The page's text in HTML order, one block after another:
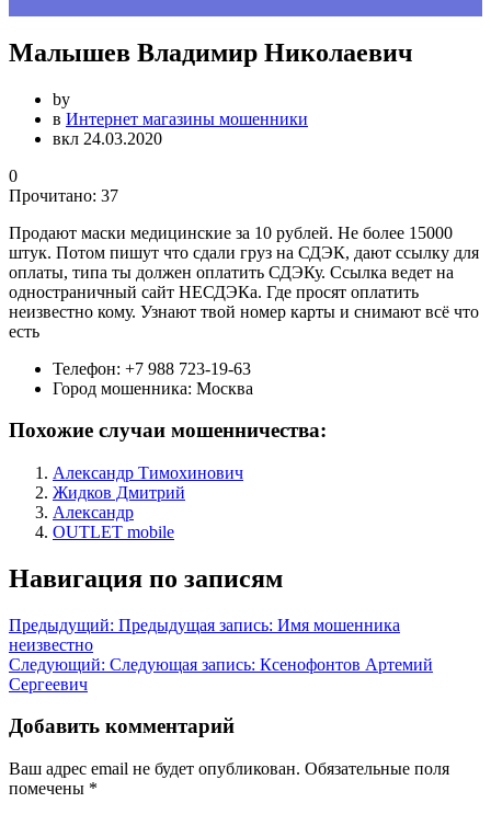
Малышев Владимир Николаевич
by
в Интернет магазины мошенники
вкл 24.03.2020
0
Прочитано: 37
Продают маски медицинские за 10 рублей. Не более 15000
штук. Потом пишут что сдали груз на СДЭК, дают ссылку для
оплаты, типа ты должен оплатить СДЭКу. Ссылка ведет на
одностраничный сайт НЕСДЭКа. Где просят оплатить
неизвестно кому. Узнают твой номер карты и снимают всё что
есть
Телефон: +7 988 723-19-63
Город мошенника: Москва
Похожие случаи мошенничества:
Александр Тимохинович
Жидков Дмитрий
Александр
OUTLET mobile
Навигация по записям
Предыдущий: Предыдущая запись: Имя мошенника
неизвестно
Следующий: Следующая запись: Ксенофонтов Артемий
Сергеевич
Добавить комментарий
Ваш адрес email не будет опубликован. Обязательные поля
помечены *